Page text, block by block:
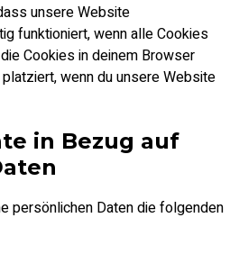
unsere Website
funktioniert, wenn alle Cookies
Cookies in deinem Browser
wenn du unsere Website
in Bezug auf
persönlichen Daten die folgenden